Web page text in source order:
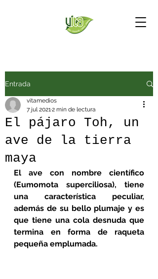
Entrada
El pájaro Toh, un
ave de la tierra
maya
vitamedios
7 jul 20212 min de lectura
El ave con nombre científico
(Eumomota superciliosa), tiene
una característica peculiar,
además de su bello plumaje y es
que tiene una cola desnuda que
termina en forma de raqueta
pequeña emplumada.